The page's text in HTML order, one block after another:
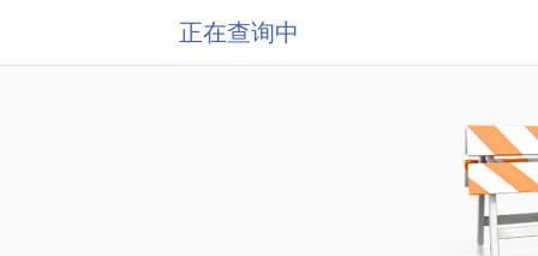
正在查询中